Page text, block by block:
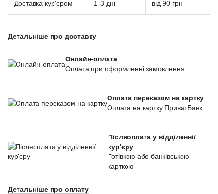
Доставка кур'єром 1-3 дні від 90 грн
Детальніше про доставку
Онлайн-оплата
Оплата при оформленні замовлення
Оплата переказом на картку
Оплата на картку ПриватБанк
Післяоплата у відділенні/
кур'єру
Готівкою або банківською
карткою
Детальніше про оплату